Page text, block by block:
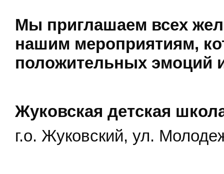
Мы приглашаем всех
нашим мероприятиям,
положительных эмоций
Жуковская детская
г.о. Жуковский, ул.